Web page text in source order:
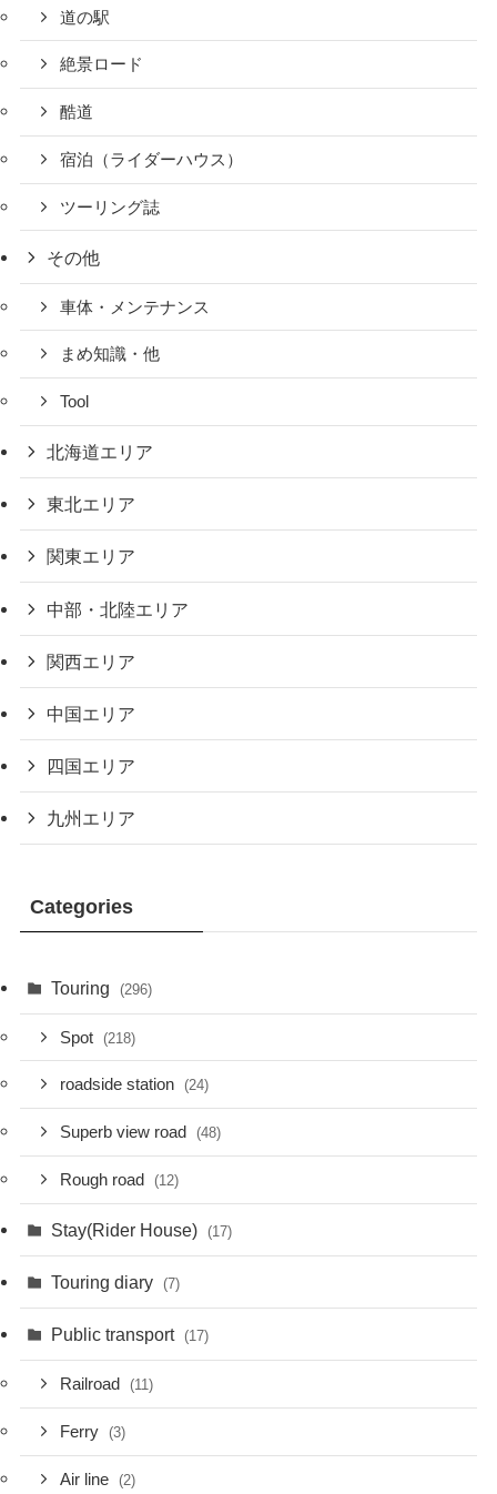
道の駅
絶景ロード
酷道
宿泊（ライダーハウス）
ツーリング誌
その他
車体・メンテナンス
まめ知識・他
Tool
北海道エリア
東北エリア
関東エリア
中部・北陸エリア
関西エリア
中国エリア
四国エリア
九州エリア
Categories
Touring (296)
Spot (218)
roadside station (24)
Superb view road (48)
Rough road (12)
Stay(Rider House) (17)
Touring diary (7)
Public transport (17)
Railroad (11)
Ferry (3)
Air line (2)